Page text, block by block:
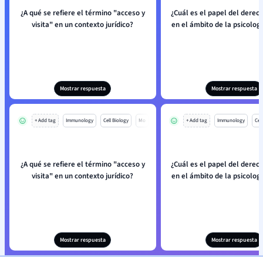
¿A qué se refiere el término "acceso y
visita" en un contexto jurídico?
Mostrar respuesta
¿Cuál es el papel del
en el ámbito de la
Mostrar respuesta
+ Add tag Immunology Cell Biology Mo
¿A qué se refiere el término "acceso y
visita" en un contexto jurídico?
Mostrar respuesta
+ Add tag Immunology
¿Cuál es el papel del
en el ámbito de la
Mostrar respuesta